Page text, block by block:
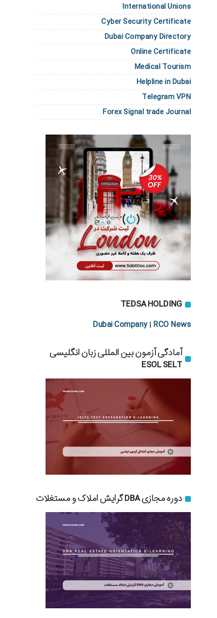
International Unions
Cyber Security Certificate
Dubai Company Directory
Online Certificate
Medical Tourism
Helpline in Dubai
Telegram VPN
Forex Signal trade Journal
TEDSA HOLDING
Dubai Company| RCO News
آمادگی آزمون بین المللی زبان انگلیسی
ESOL SELT
دوره مجازی DBA گرایش املاک و مستغلات